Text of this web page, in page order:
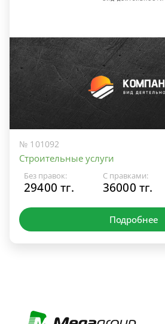
№ 101092
Строительные услуги
Без правок:
29400 тг.
С правками:
36000 тг.
Подробнее